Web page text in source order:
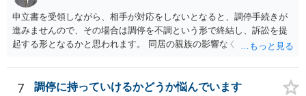
人は応じない姿勢を示していることから，実現は困難だと思います。
主張としては維持しつつも，現実的な解決方法（遺産分割協議の落と
しどころ）としては，譲歩することを甘受しなければならないかもし
れません。
申立書を受領しながら、相手が対応をしないとなると、調停手続きが
進みませんので、その場合は調停を不調という形で終結し、訴訟を提
起する形となるかと思われます。 同居の親族の影響なく、というのは
め、後からひっくり返すということは難しくなってくるかと思われま
す。 公開相談の場でのご相談については、どうしても限界が出てしま
7 調停に持っていけるかどうか悩んでいます